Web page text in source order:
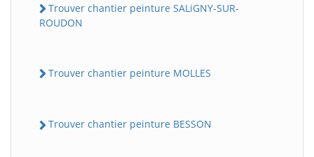
Trouver chantier peinture SALiGNY-SUR-
ROUDON
Trouver chantier peinture MOLLES
Trouver chantier peinture BESSON